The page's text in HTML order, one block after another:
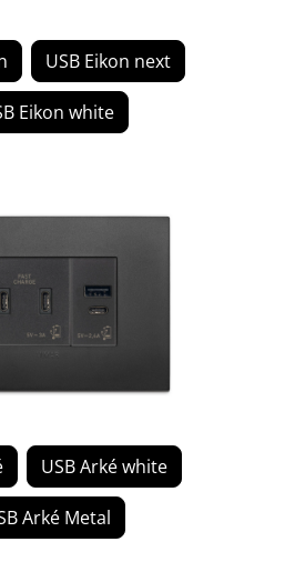
USB Eikon next
Eikon white
USB Arké white
Arké Metal